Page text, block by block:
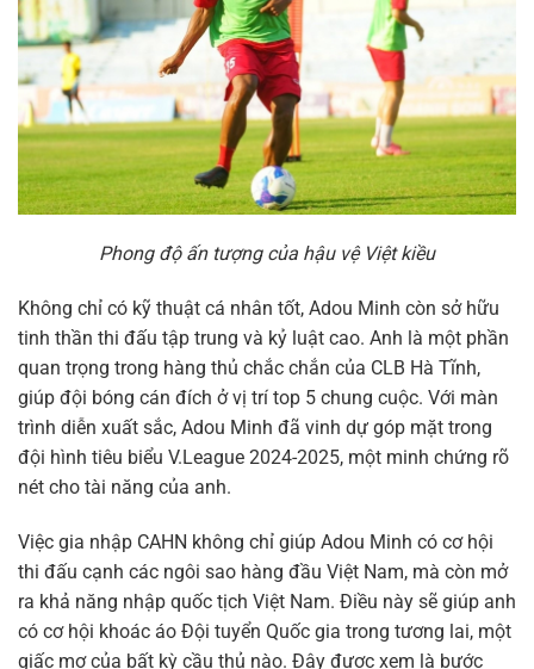
Phong độ ấn tượng của hậu vệ Việt kiều
Không chỉ có kỹ thuật cá nhân tốt, Adou Minh còn sở hữu
tinh thần thi đấu tập trung và kỷ luật cao. Anh là một phần
quan trọng trong hàng thủ chắc chắn của CLB Hà Tĩnh,
giúp đội bóng cán đích ở vị trí top 5 chung cuộc. Với màn
trình diễn xuất sắc, Adou Minh đã vinh dự góp mặt trong
đội hình tiêu biểu V.League 2024-2025, một minh chứng rõ
nét cho tài năng của anh.
Việc gia nhập CAHN không chỉ giúp Adou Minh có cơ hội
thi đấu cạnh các ngôi sao hàng đầu Việt Nam, mà còn mở
ra khả năng nhập quốc tịch Việt Nam. Điều này sẽ giúp anh
có cơ hội khoác áo Đội tuyển Quốc gia trong tương lai, một
giấc mơ của bất kỳ cầu thủ nào. Đây được xem là bước